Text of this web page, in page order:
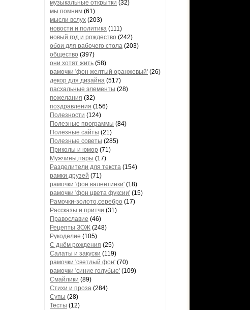
музыкальные открытки (32)
мы помним (61)
мысли вслух (203)
новости и политика (111)
новый год и рождество (242)
обои для рабочего стола (203)
общество (397)
они хотят жить (58)
рамочки 'фон желтый оранжевый' (26)
декор для дизайна (517)
пасхальные элементы (28)
пожелания (32)
поздравления (156)
Полезности (124)
Полезные программы (84)
Полезные сайты (21)
Полезные советы (285)
Приколы и юмор (71)
Мужчины,пары (17)
Разделители для текста (154)
рамки друзей (71)
рамочки 'фон валентинки' (18)
рамочки 'фон цвета фуксии' (15)
Рамочки-золото,серебро (17)
Рассказы и притчи (31)
Православие (46)
Рецепты ЗОЖ (248)
Рукоделие (105)
С днём рождения (25)
Салаты и закуски (119)
рамочки 'светлый фон' (70)
рамочки 'синие голубые' (109)
Смайлики (89)
Стихи и проза (284)
Супы (28)
Тесты (12)